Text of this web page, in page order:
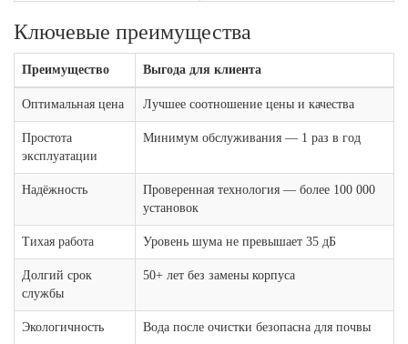
Ключевые преимущества
Преимущество Выгода для клиента
Оптимальная цена Лучшее соотношение цены и качества
Простота
эксплуатации
Минимум обслуживания — 1 раз в год
Надёжность
Проверенная технология — более 100 000
установок
Тихая работа Уровень шума не превышает 35 дБ
Долгий срок
службы
50+ лет без замены корпуса
Экологичность Вода после очистки безопасна для почвы